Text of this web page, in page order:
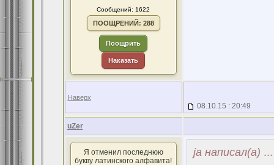
Сообщений: 1622
ПООЩРЕНИЙ: 288
Поощрить
Наказать
Наверх
08.10.15 : 20:49
uZer
Я отменил последнюю
букву латинского алфавита!
ja написал(а) ...